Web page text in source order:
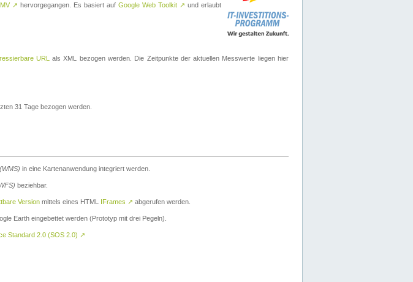
↗ hervorgegangen. Es basiert auf Google Web Toolkit ↗ und erlaubt
URL
als XML bezogen werden. Die Zeitpunkte der aktuellen Messwerte liegen hier
31 Tage bezogen werden.
in eine Kartenanwendung integriert werden.
beziehbar.
Version mittels eines HTML IFrames ↗ abgerufen werden.
Earth eingebettet werden (Prototyp mit drei Pegeln).
Standard 2.0 (SOS 2.0) ↗